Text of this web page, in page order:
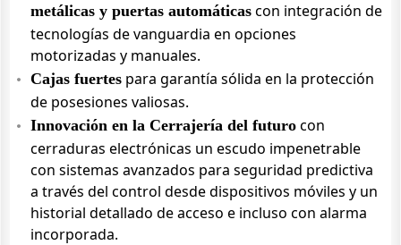
metálicas y puertas automáticas con integración de
tecnologías de vanguardia en opciones
motorizadas y manuales.
Cajas fuertes para garantía sólida en la protección
de posesiones valiosas.
Innovación en la Cerrajería del futuro con
cerraduras electrónicas un escudo impenetrable
con sistemas avanzados para seguridad predictiva
a través del control desde dispositivos móviles y un
historial detallado de acceso e incluso con alarma
incorporada.